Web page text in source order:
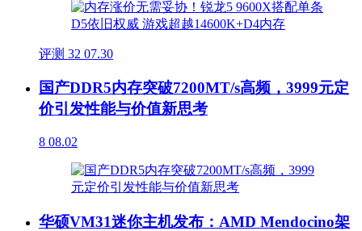
评测 32 07.30
国产DDR5内存突破7200MT/s高频，3999元定
价引发性能与价值新思考
8 08.02
华硕VM31迷你主机发布：AMD Mendocino架